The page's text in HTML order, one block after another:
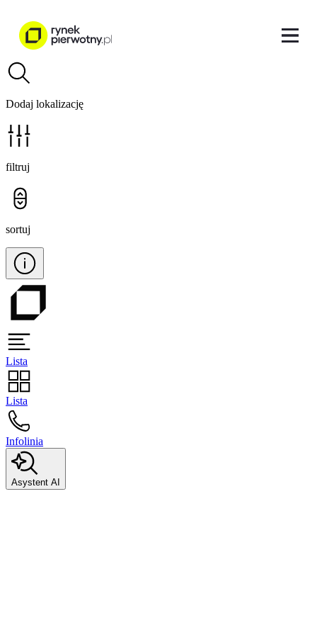
Dodaj lokalizację
filtruj
sortuj
Lista
Lista
Infolinia
Asystent AI